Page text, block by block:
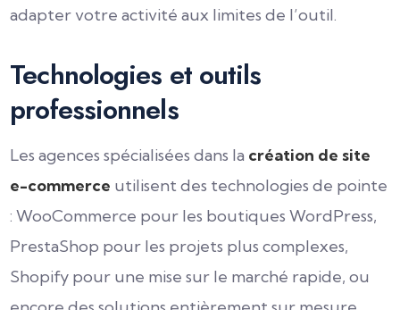
adapter votre activité aux limites de l’outil.
Technologies et outils
professionnels
Les agences spécialisées dans la création de site
e-commerce utilisent des technologies de pointe
: WooCommerce pour les boutiques WordPress,
PrestaShop pour les projets plus complexes,
Shopify pour une mise sur le marché rapide, ou